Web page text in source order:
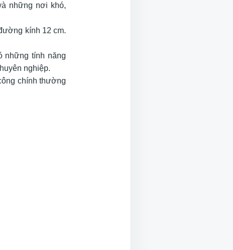
những nơi khó,
kính 12 cm.
những tính năng
nghiệp.
chính thường